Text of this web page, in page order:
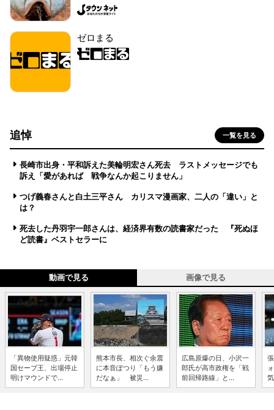
ゼロまる
追悼 一覧を見る
長崎市出身・平和訴えた美輪明宏さん死去 ラストメッセージでも
訴え「愛があれば 戦争なんか起こりません」
つげ義春さんと白土三平さん カリスマ漫画家、二人の「違い」と
は？
死去した丹羽宇一郎さんは、経済界有数の読書家だった 『死ぬほ
ど読書』ベストセラーに
動画で見る 画像で見る
「異物使用疑惑」元韓
国セーブ王、出場停止
明けマウンドで...
熊本市長、相次ぐ余震
に本音ぽつり「もう嫌
だなぁ」 被災...
広島原爆の日、小沢一
郎氏が高市政権を「戦
前回帰路線」と...